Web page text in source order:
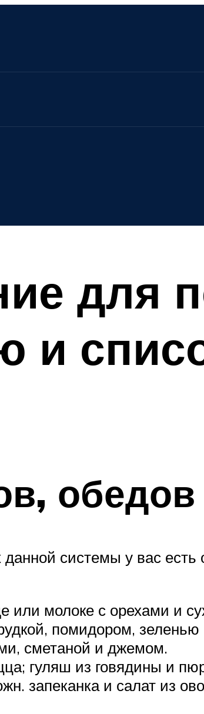
для
и
системы у вас есть
или молоке с орехами и
помидором,
сметаной и джемом.
гуляш из говядины и
запеканка и салат из